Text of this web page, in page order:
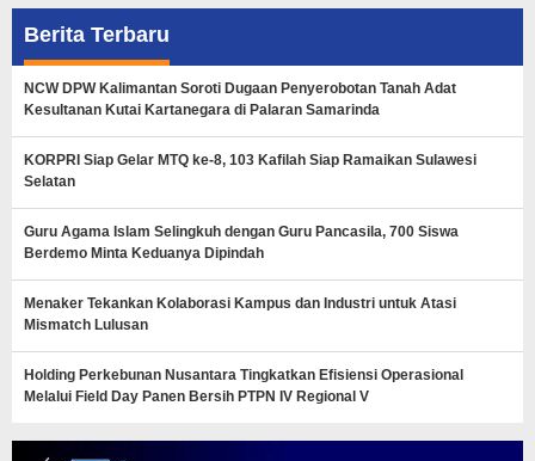
Berita Terbaru
NCW DPW Kalimantan Soroti Dugaan Penyerobotan Tanah Adat
Kesultanan Kutai Kartanegara di Palaran Samarinda
KORPRI Siap Gelar MTQ ke-8, 103 Kafilah Siap Ramaikan Sulawesi
Selatan
Guru Agama Islam Selingkuh dengan Guru Pancasila, 700 Siswa
Berdemo Minta Keduanya Dipindah
Menaker Tekankan Kolaborasi Kampus dan Industri untuk Atasi
Mismatch Lulusan
Holding Perkebunan Nusantara Tingkatkan Efisiensi Operasional
Melalui Field Day Panen Bersih PTPN IV Regional V